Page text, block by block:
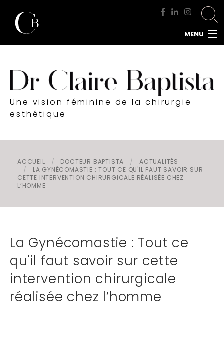
MENU
DOCTEUR BAPTISTA
CHIRURGIE MAMMAIRE
CHIRURGIE DU VISAGE
CHIRURGIE DE LA SILHOUETTE
CHIRURGIE INTIME
MÉDECINE ESTHÉTIQUE
RENDEZ-VOUS
Une vision féminine de la chirurgie
esthétique
ACCUEIL DOCTEUR BAPTISTA
ACTUALITÉS
LA GYNÉCOMASTIE : TOUT CE QU'IL FAUT SAVOIR SUR
CETTE INTERVENTION CHIRURGICALE RÉALISÉE CHEZ
L’HOMME
La Gynécomastie : Tout ce
qu'il faut savoir sur cette
intervention chirurgicale
réalisée chez l’homme